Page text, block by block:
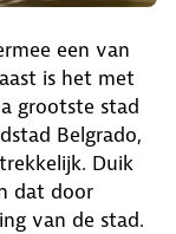
een van
is het met
grootste stad
Belgrado,
Duik
dat door
van de stad.